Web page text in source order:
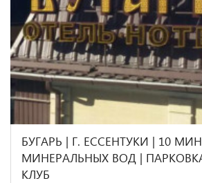
БУГАРЬ | Г. ЕССЕНТУКИ | 10
МИНЕРАЛЬНЫХ ВОД |
КЛУБ